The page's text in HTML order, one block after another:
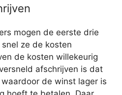
mogen de eerste drie
ze de kosten
de kosten willekeurig
afschrijven is dat
de winst lager is